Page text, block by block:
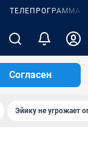
ТЕЛЕПРОГРАММА
Согласен
Эйику не угрожает